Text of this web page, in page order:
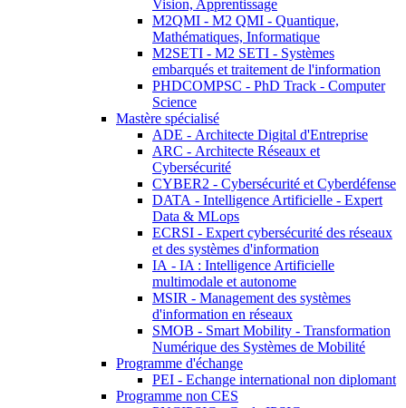
Vision, Apprentissage
M2QMI - M2 QMI - Quantique,
Mathématiques, Informatique
M2SETI - M2 SETI - Systèmes
embarqués et traitement de l'information
PHDCOMPSC - PhD Track - Computer
Science
Mastère spécialisé
ADE - Architecte Digital d'Entreprise
ARC - Architecte Réseaux et
Cybersécurité
CYBER2 - Cybersécurité et Cyberdéfense
DATA - Intelligence Artificielle - Expert
Data & MLops
ECRSI - Expert cybersécurité des réseaux
et des systèmes d'information
IA - IA : Intelligence Artificielle
multimodale et autonome
MSIR - Management des systèmes
d'information en réseaux
SMOB - Smart Mobility - Transformation
Numérique des Systèmes de Mobilité
Programme d'échange
PEI - Echange international non diplomant
Programme non CES